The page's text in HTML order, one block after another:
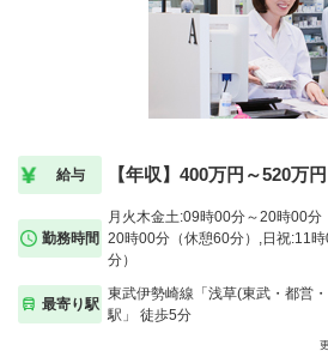
給与 【年収】400万円～520万円
勤務時間
月火木金土:09時00分～20時00
20時00分（休憩60分）,日祝:11
分）
最寄り駅
東武伊勢崎線「浅草(東武・都営
駅」 徒歩5分